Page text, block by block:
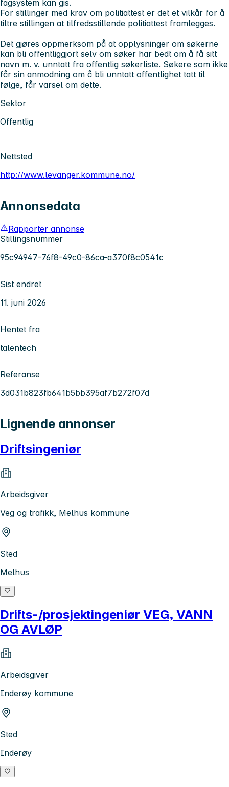
fagsystem kan gis.
For stillinger med krav om politiattest er det et vilkår for å
tiltre stillingen at tilfredsstillende politiattest framlegges.
Det gjøres oppmerksom på at opplysninger om søkerne
kan bli offentliggjort selv om søker har bedt om å få sitt
navn m. v. unntatt fra offentlig søkerliste. Søkere som ikke
får sin anmodning om å bli unntatt offentlighet tatt til
følge, får varsel om dette.
Sektor
Offentlig
Nettsted
http://www.levanger.kommune.no/
Annonsedata
Rapporter annonse
Stillingsnummer
95c94947-76f8-49c0-86ca-a370f8c0541c
Sist endret
11. juni 2026
Hentet fra
talentech
Referanse
3d031b823fb641b5bb395af7b272f07d
Lignende annonser
Driftsingeniør
Arbeidsgiver
Veg og trafikk, Melhus kommune
Sted
Melhus
Drifts-/prosjektingeniør VEG, VANN
OG AVLØP
Arbeidsgiver
Inderøy kommune
Sted
Inderøy